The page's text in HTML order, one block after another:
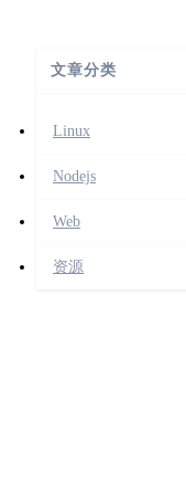
文章分类
Linux
Nodejs
Web
资源